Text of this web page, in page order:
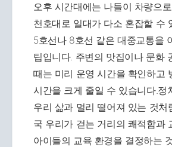
오후 시간대에는 나들이 차량으
천호대로 일대가 다소 혼잡할 수
5호선나 8호선 같은 대중교통을
팁입니다. 주변의 맛집이나 문화
때는 미리 운영 시간을 확인하고
시간을 크게 줄일 수 있습니다.정
우리 삶과 멀리 떨어져 있는 것처
국 우리가 걷는 거리의 쾌적함과
아이들의 교육 환경을 결정하는